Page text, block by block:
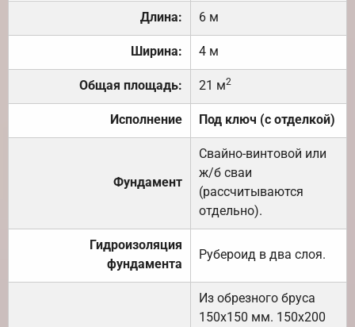
Длина: 6 м
Ширина: 4 м
Общая площадь: 21 м2
Исполнение Под ключ (с отделкой)
Фундамент
Свайно-винтовой или
ж/б сваи
(рассчитываются
отдельно).
Гидроизоляция
фундамента
Рубероид в два слоя.
Из обрезного бруса
150х150 мм. 150х200